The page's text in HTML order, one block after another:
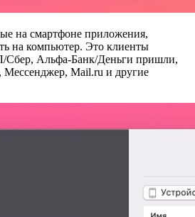
на смартфоне приложения,
на компьютер. Это клиенты
Сбер, Альфа-Банк/Деньги пришли,
Mail.ru и другие